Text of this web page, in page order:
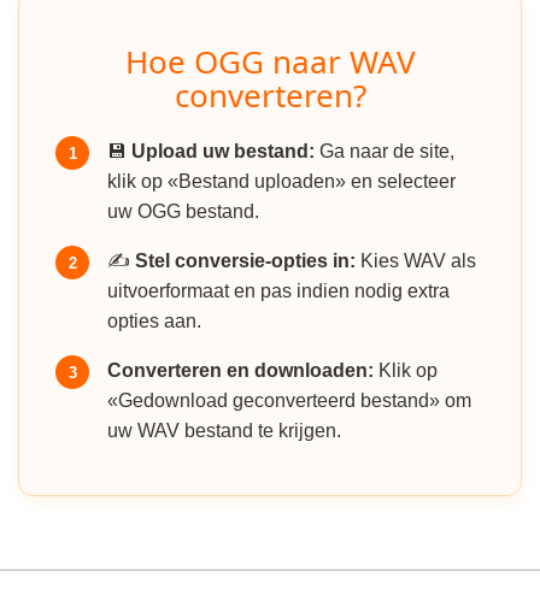
Hoe OGG naar WAV
converteren?
1 💾 Upload uw bestand: Ga naar de site,
klik op «Bestand uploaden» en selecteer
uw OGG bestand.
2 ✍️ Stel conversie-opties in: Kies WAV als
uitvoerformaat en pas indien nodig extra
opties aan.
3 Converteren en downloaden: Klik op
«Gedownload geconverteerd bestand» om
uw WAV bestand te krijgen.